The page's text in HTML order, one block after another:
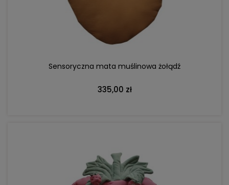
Sensoryczna mata muślinowa żołądź
335,00 zł